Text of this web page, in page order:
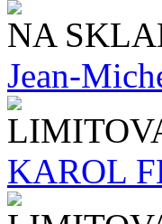
NA
Jean-
KAROL